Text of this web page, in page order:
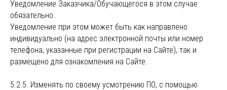
Уведомление Заказчика/Обучающегося в этом случае
обязательно.
Уведомление при этом может быть как направлено
индивидуально (на адрес электронной почты или номер
телефона, указанные при регистрации на Сайте), так и
размещено для ознакомления на Сайте.
5.2.5. Изменять по своему усмотрению ПО, с помощью